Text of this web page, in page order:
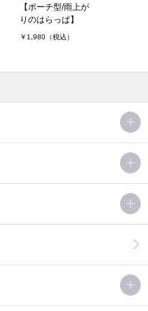
【ポーチ型/雨上が
りのはらっぱ】
￥1,980（税込）